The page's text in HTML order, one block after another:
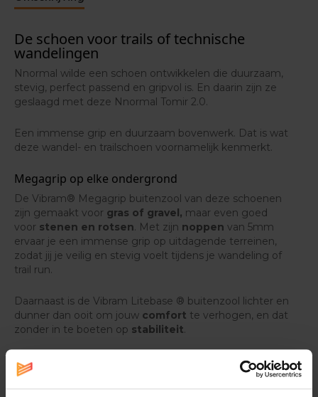
uitstekende resistentie tegen haken, uitsteeksels en
Daarnaast werd het bovenwerk vakkundig aan de
zool gestikt, waardoor het steviger aangehecht werd
en dus langer meegaat.
voormeer ondersteuningenvermijdt het pijnlijke
drukpunten
Licht in gewicht en dempend
Om jouw comfort te verhogen, biedt de EVA
tussenzool eenbeschermende demping aan je
voeten. Ook is deze zoollicht van gewicht, zodat jij
minder moet meedragen aan je voeten.
De schoen voor trails of technische
wandelingen
Nnormal wilde een schoen ontwikkelen die duurzaam,
stevig, perfect passend en gripvol is. En daarin zijn ze
geslaagd met deze Nnormal Tomir 2.0.
Een immense grip en duurzaam bovenwerk. Dat is wat
deze wandel- en trailschoen voornamelijk kenmerkt.
Megagrip op elke ondergrond
De Vibram® Megagrip buitenzool van deze schoenen
zijn gemaakt voor gras of gravel, maar even goed
voor stenen en rotsen. Met zijn noppen van 5mm
ervaar je een immense grip op uitdagende terreinen,
zodat jij je veilig en stevig voelt tijdens je wandeling of
trail run.
Daarnaast is de Vibram Litebase ® buitenzool lichter en
dunner dan ooit om jouw comfort te verhogen, en dat
zonder in te boeten op stabiliteit.
Duurzaam bovenwerk
Het bovenwerk van de schoen is een mix van polyester